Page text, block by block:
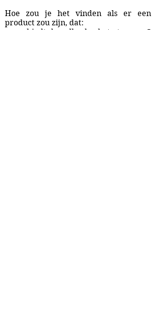
Hoe zou je het vinden als er een
product zou zijn, dat:
meer biedt dan elke dag het eten van 5